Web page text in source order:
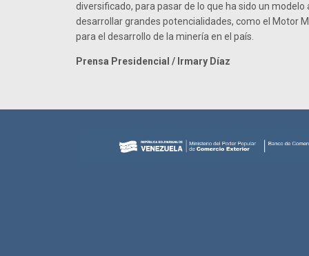
diversificado, para pasar de lo que ha sido un
desarrollar grandes potencialidades, como el Motor
para el desarrollo de la minería en el país.
Prensa Presidencial / Irmary Díaz